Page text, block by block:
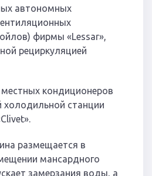
автономных
фирмы «Lessar»,
рециркуляцией
кондиционеров
холодильной станции
размещается в
мансардного
замерзания воды, а